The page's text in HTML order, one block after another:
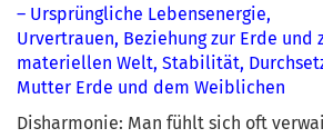
– Ursprüngliche Lebensenergie,
Urvertrauen, Beziehung zur Erde und
materiellen Welt, Stabilität,
Mutter Erde und dem Weiblichen
Disharmonie: Man fühlt sich oft